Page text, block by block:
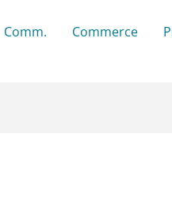
Comm. Commerce